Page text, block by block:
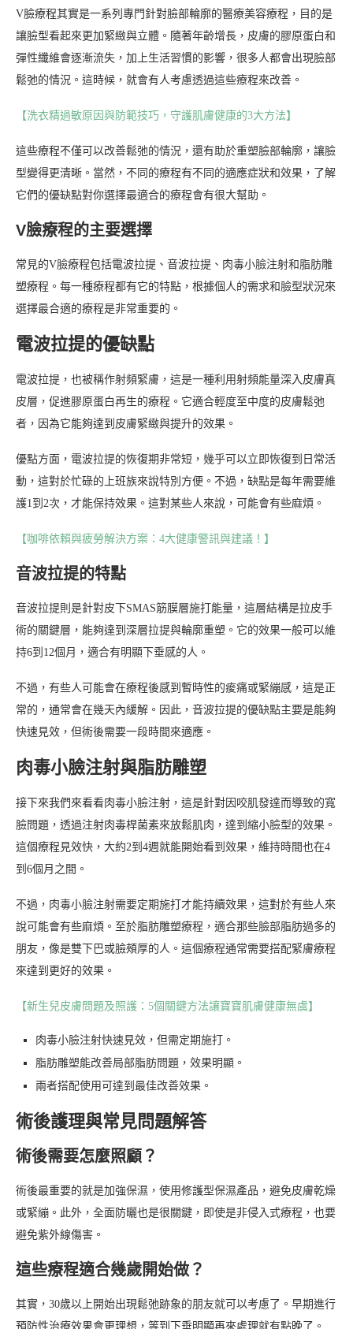
V臉療程其實是一系列專門針對臉部輪廓的醫療美容療程，目的是
讓臉型看起來更加緊緻與立體。隨著年齡增長，皮膚的膠原蛋白和
彈性纖維會逐漸流失，加上生活習慣的影響，很多人都會出現臉部
鬆弛的情況。這時候，就會有人考慮透過這些療程來改善。
【洗衣精過敏原因與防範技巧，守護肌膚健康的3大方法】
這些療程不僅可以改善鬆弛的情況，還有助於重塑臉部輪廓，讓臉
型變得更清晰。當然，不同的療程有不同的適應症狀和效果，了解
它們的優缺點對你選擇最適合的療程會有很大幫助。
V臉療程的主要選擇
常見的V臉療程包括電波拉提、音波拉提、肉毒小臉注射和脂肪雕
塑療程。每一種療程都有它的特點，根據個人的需求和臉型狀況來
選擇最合適的療程是非常重要的。
電波拉提的優缺點
電波拉提，也被稱作射頻緊膚，這是一種利用射頻能量深入皮膚真
皮層，促進膠原蛋白再生的療程。它適合輕度至中度的皮膚鬆弛
者，因為它能夠達到皮膚緊緻與提升的效果。
優點方面，電波拉提的恢復期非常短，幾乎可以立即恢復到日常活
動，這對於忙碌的上班族來說特別方便。不過，缺點是每年需要維
護1到2次，才能保持效果。這對某些人來說，可能會有些麻煩。
【咖啡依賴與疲勞解決方案：4大健康警訊與建議！】
音波拉提的特點
音波拉提則是針對皮下SMAS筋膜層施打能量，這層結構是拉皮手
術的關鍵層，能夠達到深層拉提與輪廓重塑。它的效果一般可以維
持6到12個月，適合有明顯下垂感的人。
不過，有些人可能會在療程後感到暫時性的痠痛或緊繃感，這是正
常的，通常會在幾天內緩解。因此，音波拉提的優缺點主要是能夠
快速見效，但術後需要一段時間來適應。
肉毒小臉注射與脂肪雕塑
接下來我們來看看肉毒小臉注射，這是針對因咬肌發達而導致的寬
臉問題，透過注射肉毒桿菌素來放鬆肌肉，達到縮小臉型的效果。
這個療程見效快，大約2到4週就能開始看到效果，維持時間也在4
到6個月之間。
不過，肉毒小臉注射需要定期施打才能持續效果，這對於有些人來
說可能會有些麻煩。至於脂肪雕塑療程，適合那些臉部脂肪過多的
朋友，像是雙下巴或臉頰厚的人。這個療程通常需要搭配緊膚療程
來達到更好的效果。
【新生兒皮膚問題及照護：5個關鍵方法讓寶寶肌膚健康無虞】
肉毒小臉注射快速見效，但需定期施打。
脂肪雕塑能改善局部脂肪問題，效果明顯。
兩者搭配使用可達到最佳改善效果。
術後護理與常見問題解答
術後需要怎麼照顧？
術後最重要的就是加強保濕，使用修護型保濕產品，避免皮膚乾燥
或緊繃。此外，全面防曬也是很關鍵，即使是非侵入式療程，也要
避免紫外線傷害。
這些療程適合幾歲開始做？
其實，30歲以上開始出現鬆弛跡象的朋友就可以考慮了。早期進行
預防性治療效果會更理想，等到下垂明顯再來處理就有點晚了。